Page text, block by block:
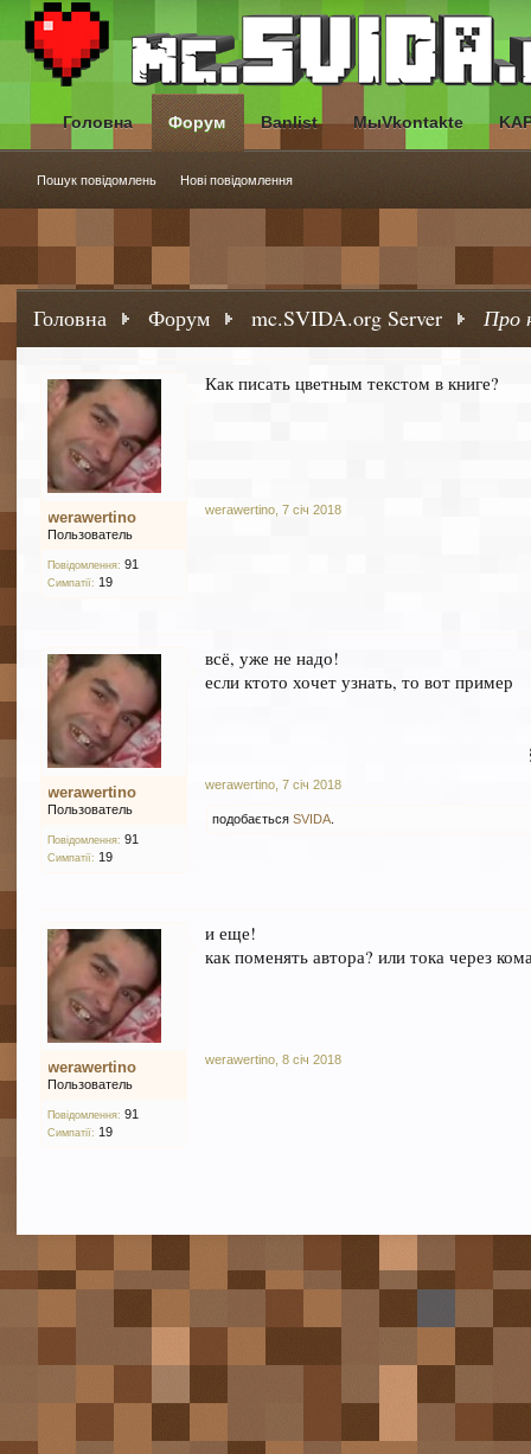
Головна Форум mc.SVIDA.org Server Про
werawertino
Пользователь
Повідомлення: 91
Симпатії: 19
Как писать цветным текстом в книге?
werawertino ,7 січ 2018
werawertino
Пользователь
Повідомлення: 91
Симпатії: 19
всё, уже не надо!
если ктото хочет узнать, то вот пример
werawertino ,7 січ 2018
подобаєтьсяSVIDA
werawertino
Пользователь
Повідомлення: 91
Симпатії: 19
и еще!
как поменять автора? или тока через
werawertino ,8 січ 2018
Головна Форум
Пошук повідомлень Нові повідомлення
Banlist МыVkontakte